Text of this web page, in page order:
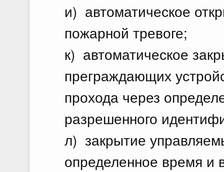
и) автоматическое
пожарной тревоге;
к) автоматическое
преграждающих
прохода через
разрешенного
л) закрытие
определенное время и